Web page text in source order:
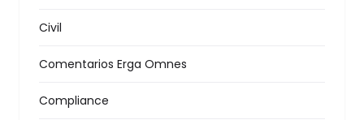
Civil
Comentarios Erga Omnes
Compliance